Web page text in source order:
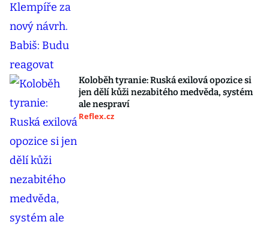
Koloběh tyranie: Ruská exilová opozice si
jen dělí kůži nezabitého medvěda, systém
ale nespraví
Reflex.cz